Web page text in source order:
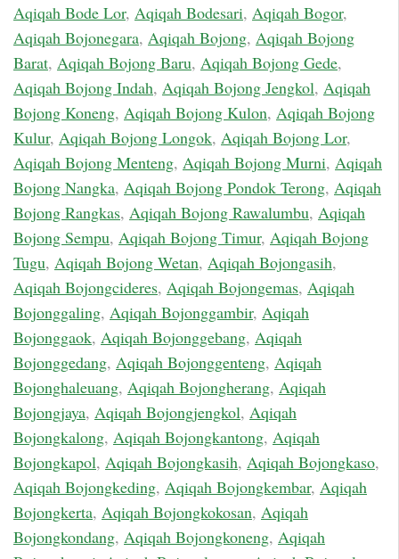
Aqiqah Bode Lor, Aqiqah Bodesari, Aqiqah Bogor,
Aqiqah Bojonegara, Aqiqah Bojong, Aqiqah Bojong
Barat, Aqiqah Bojong Baru, Aqiqah Bojong Gede,
Aqiqah Bojong Indah, Aqiqah Bojong Jengkol, Aqiqah
Bojong Koneng, Aqiqah Bojong Kulon, Aqiqah Bojong
Kulur, Aqiqah Bojong Longok, Aqiqah Bojong Lor,
Aqiqah Bojong Menteng, Aqiqah Bojong Murni, Aqiqah
Bojong Nangka, Aqiqah Bojong Pondok Terong, Aqiqah
Bojong Rangkas, Aqiqah Bojong Rawalumbu, Aqiqah
Bojong Sempu, Aqiqah Bojong Timur, Aqiqah Bojong
Tugu, Aqiqah Bojong Wetan, Aqiqah Bojongasih,
Aqiqah Bojongcideres, Aqiqah Bojongemas, Aqiqah
Bojonggaling, Aqiqah Bojonggambir, Aqiqah
Bojonggaok, Aqiqah Bojonggebang, Aqiqah
Bojonggedang, Aqiqah Bojonggenteng, Aqiqah
Bojonghaleuang, Aqiqah Bojongherang, Aqiqah
Bojongjaya, Aqiqah Bojongjengkol, Aqiqah
Bojongkalong, Aqiqah Bojongkantong, Aqiqah
Bojongkapol, Aqiqah Bojongkasih, Aqiqah Bojongkaso,
Aqiqah Bojongkeding, Aqiqah Bojongkembar, Aqiqah
Bojongkerta, Aqiqah Bojongkokosan, Aqiqah
Bojongkondang, Aqiqah Bojongkoneng, Aqiqah